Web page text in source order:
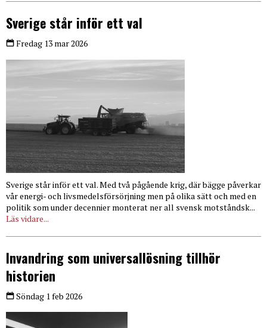
Sverige står inför ett val
Fredag 13 mar 2026
Sverige står inför ett val. Med två pågående krig, där bägge påverkar
vår energi- och livsmedelsförsörjning men på olika sätt och med en
politik som under decennier monterat ner all svensk motståndsk...
Läs vidare...
Invandring som universallösning tillhör
historien
Söndag 1 feb 2026